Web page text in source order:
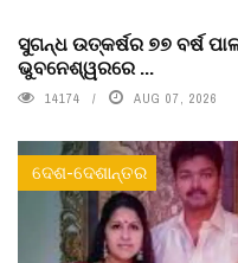
ସୁଗନ୍ଧ ଉତ୍କର୍ଷର ୭୭ ବର୍ଷ
ଭୁବନେଶ୍ୱରରେ ...
14174 AUG 07, 2026
ଦେଶ-ଦେଶାନ୍ତର